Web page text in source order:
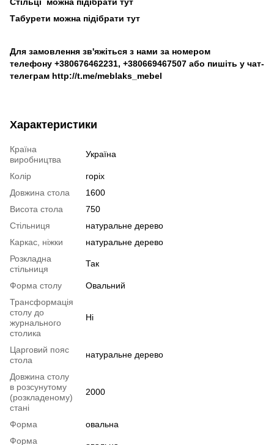
Табурети можна підібрати тут
Для замовлення зв'яжіться з нами за номером
телефону +380676462231, +380669467507 або пишіть у чат-
телеграм http://t.me/meblaks_mebel
Характеристики
Країна
виробництва
Україна
Колір
горіх
Довжина стола
1600
Висота стола
750
Стільниця
натуральне дерево
Каркас, ніжки
натуральне дерево
Розкладна
стільниця
Так
Форма столу
Овальний
Трансформація
столу до
журнального
столика
Ні
Царговий пояс
стола
натуральне дерево
Довжина столу
в розсунутому
(розкладеному)
стані
2000
Форма
овальна
Форма